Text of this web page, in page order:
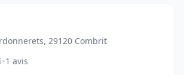
29120 Combrit
•1 avis